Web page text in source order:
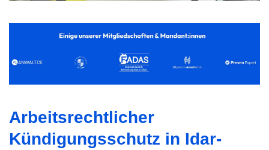
Arbeitsrechtlicher
Kündigungsschutz in Idar-